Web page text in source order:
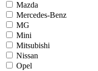
Mazda
Mercedes-Benz
MG
Mini
Mitsubishi
Nissan
Opel